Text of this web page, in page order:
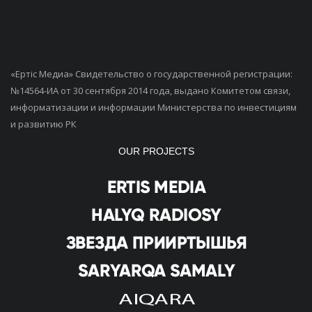
«Ертiс Медиа» Свидетельство о государственной регистрации:
№14564-ИА от 30 сентября 2014 года, выдано Комитетом связи,
информатизации и информации Министерства по инвестициям
и развитию РК
OUR PROJECTS